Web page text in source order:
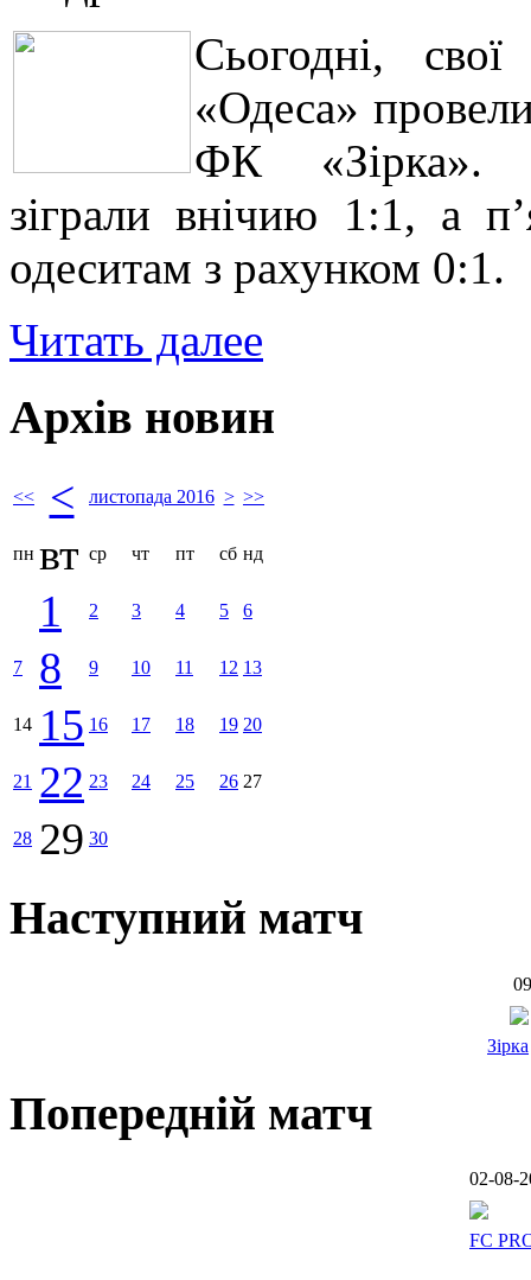
Сьогодні,
«Одеса»
ФК «Зірка».
зіграли внічию 1:1, а
одеситам з рахунком 0:1.
Читать далее
Архів новин
<< < листопада 2016 > >>
пн вт ср чт пт сб нд
1 2 3 4 5 6
7 8 9 10 11 12 13
14 15 16 17 18 19 20
21 22 23 24 25 26 27
28 29 30
Наступний матч
Зірка
Попередній матч
02-08-
FC